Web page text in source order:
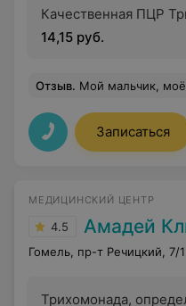
Качественная ПЦР
14,15 руб.
Отзыв. Мой мальчик, моё солнышко, наконец-то со мной! Вчера родился мой сынок, абсолютно здоровый и невероятно
Записаться
МЕДИЦИНСКИЙ ЦЕНТР
4.5 Амадей
Гомель, пр-т Речицкий, 7/1
Трихомонада,